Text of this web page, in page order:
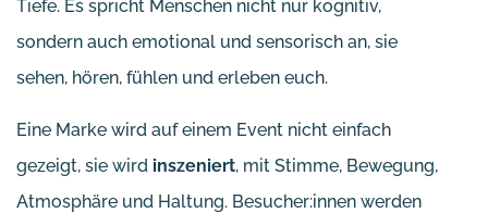
Tiefe. Es spricht Menschen nicht nur kognitiv,
sondern auch emotional und sensorisch an, sie
sehen, hören, fühlen und erleben euch.
Eine Marke wird auf einem Event nicht einfach
gezeigt, sie wird inszeniert, mit Stimme, Bewegung,
Atmosphäre und Haltung. Besucher:innen werden